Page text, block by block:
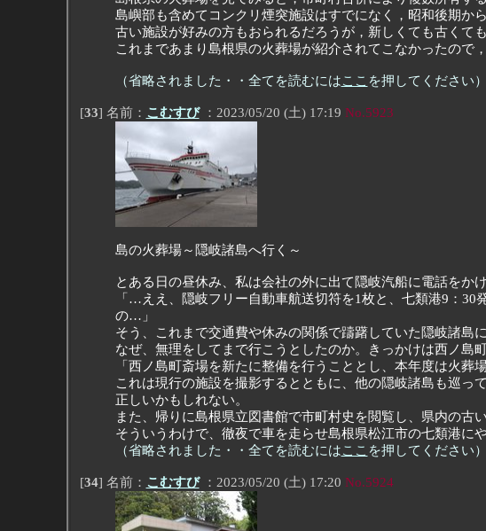
島嶼部も含めてコンクリ煙突施設はすでになく，昭和後期か
古い施設が好みの方もおられるだろうが，新しくても古くて
これまであまり島根県の火葬場が紹介されてこなかったので
（省略されました・・全てを読むにはここ を押してください）
[33] 名前： こむすび：2023/05/20 (土) 17:19 No.5923
島の火葬場～隠岐諸島へ行く～
とある日の昼休み、私は会社の外に出て隠岐汽船に電話をかけ
「…ええ、隠岐フリー自動車航送切符を1枚と、七類港9：
の…」
そう、これまで交通費や休みの関係で躊躇していた隠岐諸島
なぜ、無理をしてまで行こうとしたのか。きっかけは西ノ島
「西ノ島町斎場を新たに整備を行うこととし、本年度は火葬
これは現行の施設を撮影するとともに、他の隠岐諸島も巡っ
正しいかもしれない。
また、帰りに島根県立図書館で市町村史を閲覧し、県内の古
そういうわけで、徹夜で車を走らせ島根県松江市の七類港に
（省略されました・・全てを読むにはここ を押してください）
[34] 名前： こむすび：2023/05/20 (土) 17:20 No.5924